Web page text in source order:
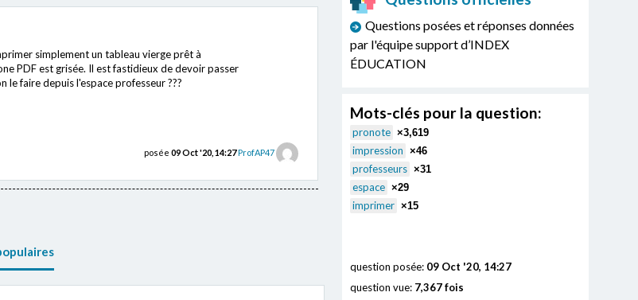
simplement un tableau vierge prêt à
PDF est grisée. Il est fastidieux de devoir passer
faire depuis l'espace professeur ???
posée 09 Oct '20, 14:27ProfAP47
Questions posées et réponses données
par l'équipe support d’INDEX
ÉDUCATION
Mots-clés pour la question:
pronote ×3,619
impression ×46
professeurs ×31
espace ×29
imprimer ×15
question posée: 09 Oct '20, 14:27
question vue: 7,367 fois